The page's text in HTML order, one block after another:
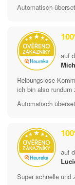
Automatisch
auf
Reibungslose
ich bin also rundum
Automatisch
auf
Super schnelle und